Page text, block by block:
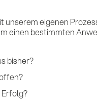
unserem eigenen
einen bestimmten
bisher?